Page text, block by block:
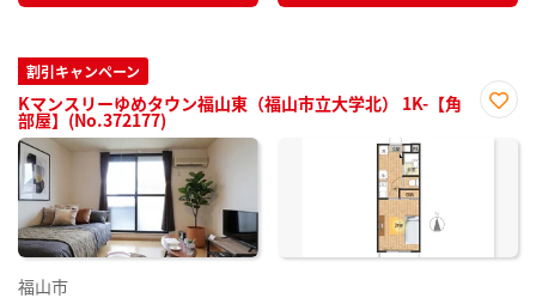
割引キャンペーン
Kマンスリーゆめタウン福山東（福山市立大学北） 1K-【角
部屋】(No.372177)
に入
福山市